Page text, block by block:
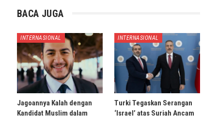
BACA JUGA
INTERNASIONAL
Jagoannya Kalah dengan
Kandidat Muslim dalam
INTERNASIONAL
Turki Tegaskan Serangan
‘Israel’ atas Suriah Ancam